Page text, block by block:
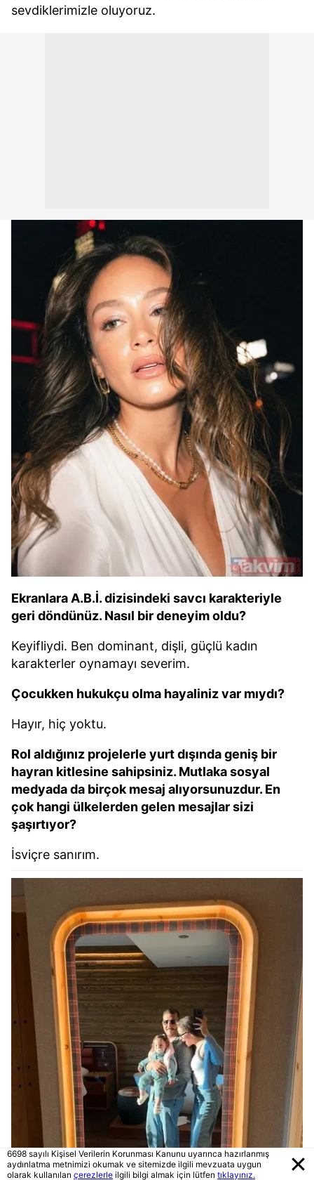
sevdiklerimizle oluyoruz.
Ekranlara A.B.İ. dizisindeki savcı karakteriyle
geri döndünüz. Nasıl bir deneyim oldu?
Keyifliydi. Ben dominant, dişli, güçlü kadın
karakterler oynamayı severim.
Çocukken hukukçu olma hayaliniz var mıydı?
Hayır, hiç yoktu.
Rol aldığınız projelerle yurt dışında geniş bir
hayran kitlesine sahipsiniz. Mutlaka sosyal
medyada da birçok mesaj alıyorsunuzdur. En
çok hangi ülkelerden gelen mesajlar sizi
şaşırtıyor?
İsviçre sanırım.
6698 sayılı Kişisel Verilerin Korunması Kanunu uyarınca hazırlanmış
aydınlatma metnimizi okumak ve sitemizde ilgili mevzuata uygun
olarak kullanılan çerezlerle ilgili bilgi almak için lütfen tıklayınız.